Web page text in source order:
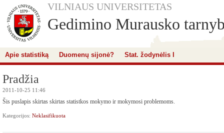
VILNIAUS UNIVERSITETAS
Gedimino Murausko
Apie statistiką Duomenų sijonė? Stat. žodynėlis I
Pradžia
2011-10-25 11:46
Šis puslapis skirtas skirtas statistkos mokymo ir mokymosi problemoms.
Kategorijos: Neklasifikuota